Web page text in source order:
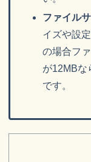
ファイル
イズや設
の場合フ
が12MBな
です。